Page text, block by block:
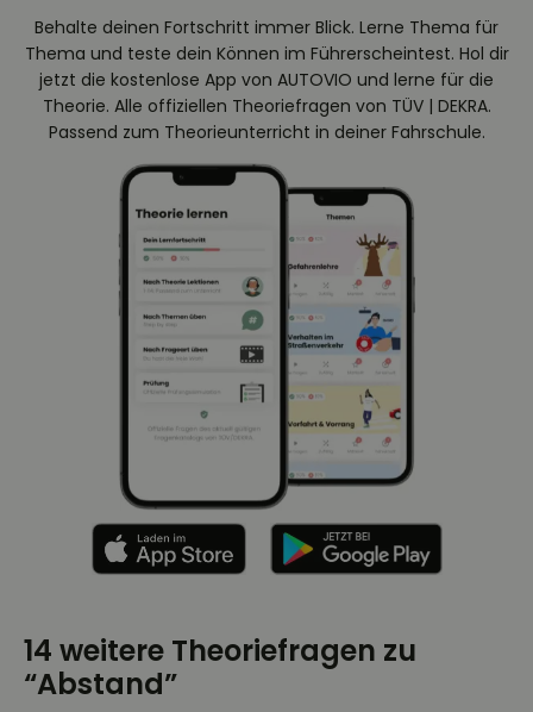
Behalte deinen Fortschritt immer Blick. Lerne Thema für
Thema und teste dein Können im Führerscheintest. Hol dir
jetzt die kostenlose App von AUTOVIO und lerne für die
Theorie. Alle offiziellen Theoriefragen von TÜV | DEKRA.
Passend zum Theorieunterricht in deiner Fahrschule.
14 weitere Theoriefragen zu
“Abstand”